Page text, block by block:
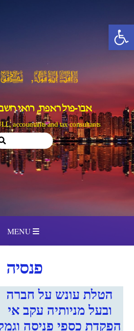
פתח סרגל נגישות
content
MENU
אבו-פול ראפת, רואי
accountants and tax consultants
פנסיה
הטלת עונש על חברה
ובעל מניותיה עקב אי
הפקדת כספי פניסה